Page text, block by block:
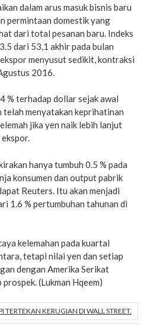
dalam arus masuk bisnis baru
permintaan domestik yang
dari total pesanan baru. Indeks
dari 53,1 akhir pada bulan
menyusut sedikit, kontraksi
2016.
% terhadap dollar sejak awal
telah menyatakan keprihatinan
jika yen naik lebih lanjut
hanya tumbuh 0.5 % pada
konsumen dan output pabrik
Reuters. Itu akan menjadi
1.6 % pertumbuhan tahunan di
kelemahan pada kuartal
tetapi nilai yen dan setiap
dengan Amerika Serikat
(Lukman Hqeem)
TERTEKAN KERUGIAN DI WALL STREET.